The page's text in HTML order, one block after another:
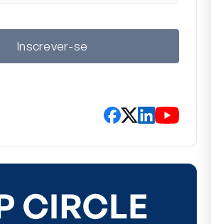
Inscrever-se